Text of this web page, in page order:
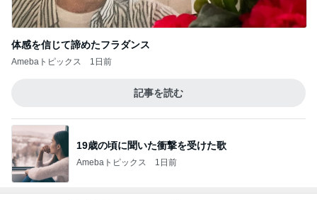
体感を信じて諦めたフラダンス
Amebaトピックス 1日前
記事を読む
19歳の頃に聞いた衝撃を受けた歌
Amebaトピックス 1日前